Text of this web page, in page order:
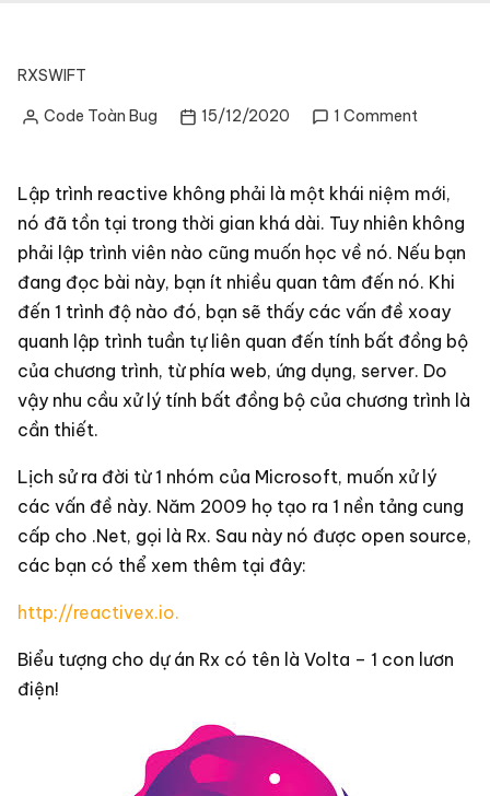
RXSWIFT
PostedCode Toàn Bug 15/12/2020 1 Comment
nền
tảng
RxSwift
Lập trình reactive không phải là một khái niệm mới,
nó đã tồn tại trong thời gian khá dài. Tuy nhiên không
phải lập trình viên nào cũng muốn học về nó. Nếu bạn
đang đọc bài này, bạn ít nhiều quan tâm đến nó. Khi
đến 1 trình độ nào đó, bạn sẽ thấy các vấn đề xoay
quanh lập trình tuần tự liên quan đến tính bất đồng bộ
của chương trình, từ phía web, ứng dụng, server. Do
vậy nhu cầu xử lý tính bất đồng bộ của chương trình là
cần thiết.
Lịch sử ra đời từ 1 nhóm của Microsoft, muốn xử lý
các vấn đề này. Năm 2009 họ tạo ra 1 nền tảng cung
cấp cho .Net, gọi là Rx. Sau này nó được open source,
các bạn có thể xem thêm tại đây:
http://reactivex.io.
Biểu tượng cho dự án Rx có tên là Volta – 1 con lươn
điện!